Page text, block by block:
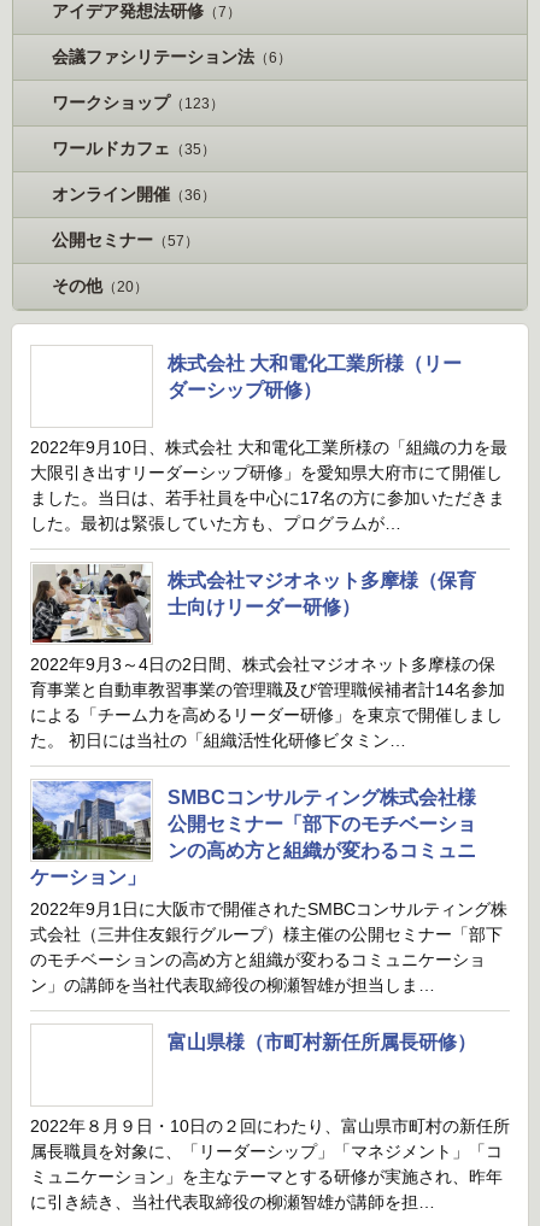
アイデア発想法研修 （7）
会議ファシリテーション法 （6）
ワークショップ （123）
ワールドカフェ （35）
オンライン開催 （36）
公開セミナー （57）
その他（20）
株式会社 大和電化工業所様（リー
ダーシップ研修）
2022年9月10日、株式会社 大和電化工業所様の「組織の力を最
大限引き出すリーダーシップ研修」を愛知県大府市にて開催し
ました。当日は、若手社員を中心に17名の方に参加いただきま
した。最初は緊張していた方も、プログラムが…
株式会社マジオネット多摩様（保育
士向けリーダー研修）
2022年9月3～4日の2日間、株式会社マジオネット多摩様の保
育事業と自動車教習事業の管理職及び管理職候補者計14名参加
による「チーム力を高めるリーダー研修」を東京で開催しまし
た。 初日には当社の「組織活性化研修ビタミン…
SMBCコンサルティング株式会社様
公開セミナー「部下のモチベーショ
ンの高め方と組織が変わるコミュニ
ケーション」
2022年9月1日に大阪市で開催されたSMBCコンサルティング株
式会社（三井住友銀行グループ）様主催の公開セミナー「部下
のモチベーションの高め方と組織が変わるコミュニケーショ
ン」の講師を当社代表取締役の柳瀬智雄が担当しま…
富山県様（市町村新任所属長研修）
2022年８月９日・10日の２回にわたり、富山県市町村の新任所
属長職員を対象に、「リーダーシップ」「マネジメント」「コ
ミュニケーション」を主なテーマとする研修が実施され、昨年
に引き続き、当社代表取締役の柳瀬智雄が講師を担…